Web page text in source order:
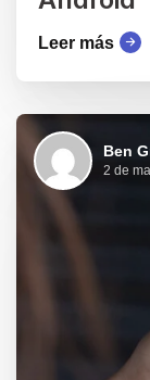
Leer más
Ben
2 de